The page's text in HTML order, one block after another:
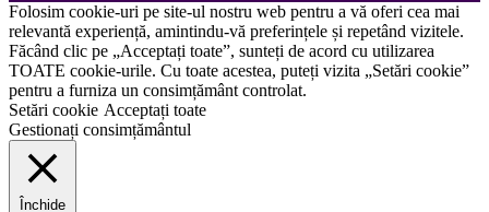
Folosim cookie-uri pe site-ul nostru web pentru a vă oferi cea mai
relevantă experiență, amintindu-vă preferințele și repetând vizitele.
Făcând clic pe „Acceptați toate”, sunteți de acord cu utilizarea
TOATE cookie-urile. Cu toate acestea, puteți vizita „Setări cookie”
pentru a furniza un consimțământ controlat.
Setări cookie Acceptați toate
Gestionați consimțământul
Închide